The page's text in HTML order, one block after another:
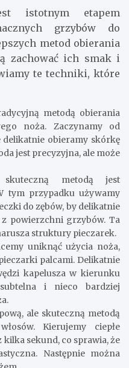
istotnym etapem
grzybów do
metod obierania
zachować ich smak i
te techniki, które
metodą obierania
noża. Zaczynamy od
delikatnie obieramy skórkę
jest precyzyjna, ale może
metodą jest
tym przypadku używamy
do zębów, by delikatnie
powierzchni grzybów. Ta
struktury pieczarek.
uniknąć użycia noża,
palcami. Delikatnie
kapelusza w kierunku
i nieco bardziej
ale skuteczną metodą
Kierujemy ciepłe
sekund, co sprawia, że
Następnie można